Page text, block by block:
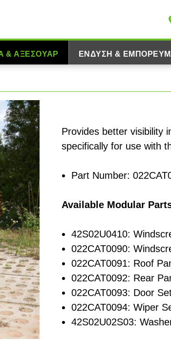
& ΑΞΕΣΟΥΆΡ ΈΝΔΥΣΗ &
Provides better visibility
specifically for use with
Part Number:
Available Modular
42S02U0410:
022CAT0090:
022CAT0091: Roof
022CAT0092: Rear
022CAT0093: Door
022CAT0094: Wiper
42S02U02S03: